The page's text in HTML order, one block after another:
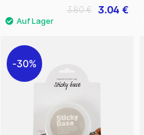
3.04 €
3.80 €
30%